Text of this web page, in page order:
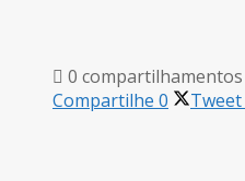
0 compartilhamentos
Compartilhe 0 Tweet